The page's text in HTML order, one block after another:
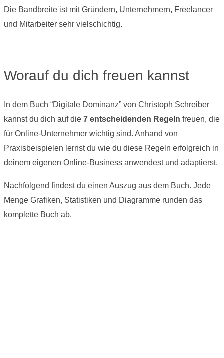
Die Bandbreite ist mit Gründern, Unternehmern, Freelancer
und Mitarbeiter sehr vielschichtig.
Worauf du dich freuen kannst
In dem Buch “Digitale Dominanz” von Christoph Schreiber
kannst du dich auf die 7 entscheidenden Regeln freuen, die
für Online-Unternehmer wichtig sind. Anhand von
Praxisbeispielen lernst du wie du diese Regeln erfolgreich in
deinem eigenen Online-Business anwendest und adaptierst.
Nachfolgend findest du einen Auszug aus dem Buch. Jede
Menge Grafiken, Statistiken und Diagramme runden das
komplette Buch ab.